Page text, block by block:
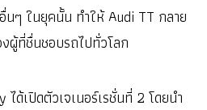
ๆ ในยุคนั้น ทำให้ Audi TT กลาย
ผู้ที่ชื่นชอบรถไปทั่วโลก
ด้เปิดตัวเจเนอร์เรชั่นที่ 2 โดยนำ